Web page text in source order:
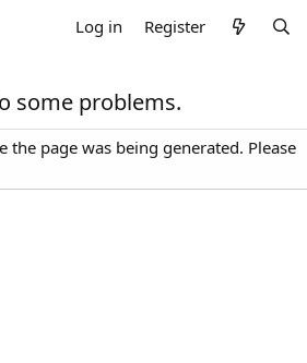
Log in Register
some problems.
the page was being generated. Please